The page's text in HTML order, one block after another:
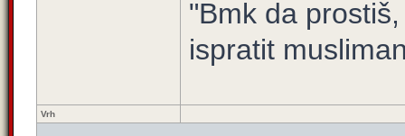
"Bmk da
ispratit
Vrh